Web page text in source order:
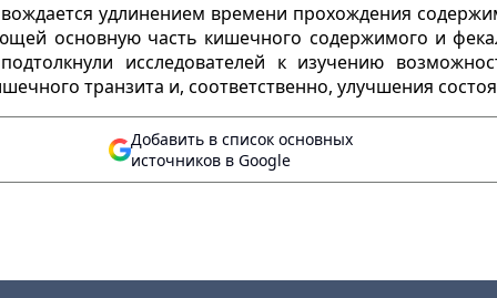
удлинением времени прохождения
основную часть кишечного содержимого и
исследователей к изучению
транзита и, соответственно, улучшения
Добавить в список основных
источников в Google